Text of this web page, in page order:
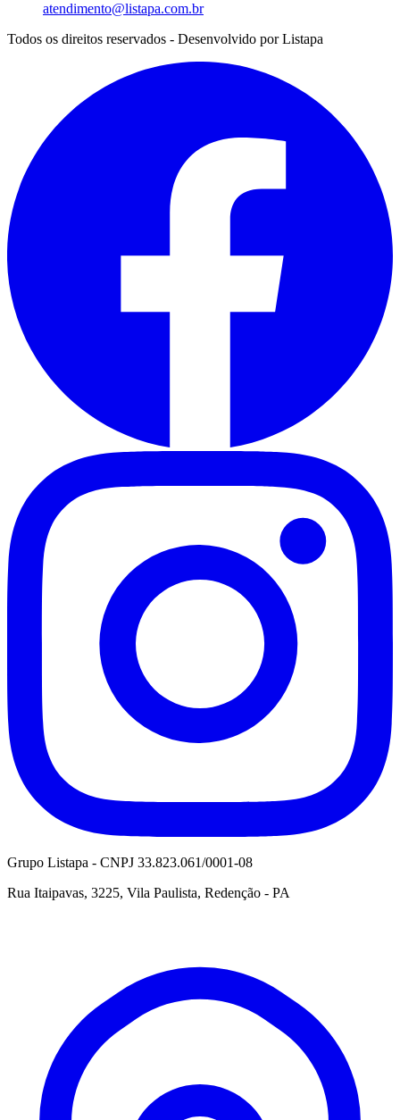
atendimento@listapa.com.br
Todos os direitos reservados - Desenvolvido porListapa
Grupo Listapa - CNPJ 33.823.061/0001-08
Rua Itaipavas, 3225, Vila Paulista, Redenção - PA